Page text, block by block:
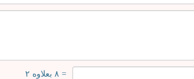
= ۸ بعلاوه ۲